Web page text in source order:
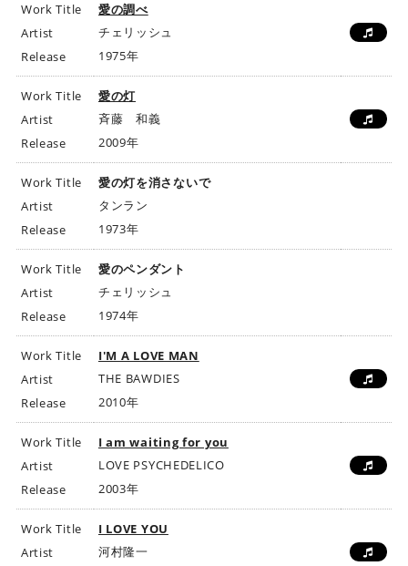
Work Title
愛の調べ
Artist
チェリッシュ
Release
1975年
Work Title
愛の灯
Artist
斉藤 和義
Release
2009年
Work Title
愛の灯を消さないで
Artist
タンラン
Release
1973年
Work Title
愛のペンダント
Artist
チェリッシュ
Release
1974年
Work Title
I'M A LOVE MAN
Artist
THE BAWDIES
Release
2010年
Work Title
I am waiting for you
Artist
LOVE PSYCHEDELICO
Release
2003年
Work Title
I LOVE YOU
Artist
河村隆一